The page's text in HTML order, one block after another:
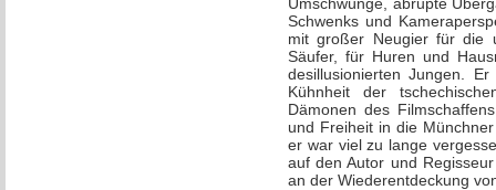
Schwenks und
mit großer Neugier für die
Säufer, für Huren und
desillusionierten Jungen.
Kühnheit der
Dämonen des
und Freiheit in die
er war viel zu lange
auf den Autor und
an der Wiederentdeckung